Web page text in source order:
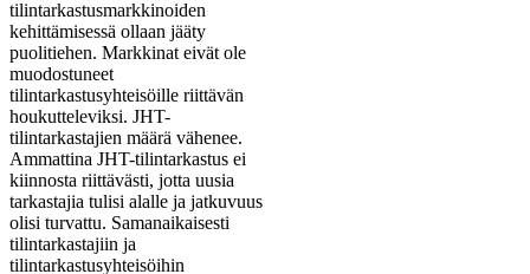
tilintarkastusmarkkinoiden
kehittämisessä ollaan jääty
puolitiehen. Markkinat eivät ole
muodostuneet
tilintarkastusyhteisöille riittävän
houkutteleviksi. JHT-
tilintarkastajien määrä vähenee.
Ammattina JHT-tilintarkastus ei
kiinnosta riittävästi, jotta uusia
tarkastajia tulisi alalle ja jatkuvuus
olisi turvattu. Samanaikaisesti
tilintarkastajiin ja
tilintarkastusyhteisöihin